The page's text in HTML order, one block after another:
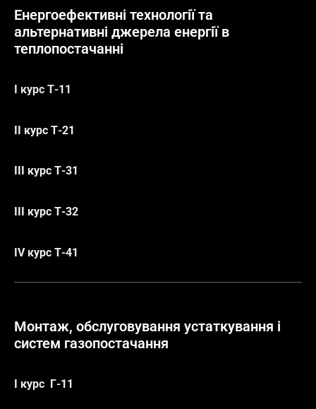
Енергоефективні технології та
альтернативні джерела енергії в
теплопостачанні
І курс Т-11
ІІ курс Т-21
ІІІ курс Т-31
IІІ курс Т-32
IV курс Т-41
Монтаж, обслуговування устаткування і
систем газопостачання
І курс Г-11